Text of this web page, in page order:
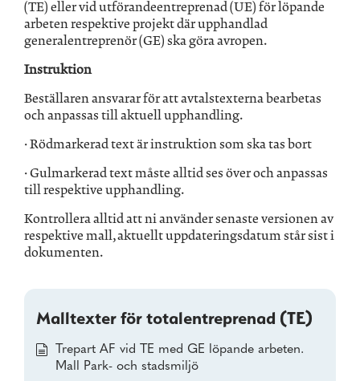
(TE) eller vid utförandeentreprenad (UE) för löpande
arbeten respektive projekt där upphandlad
generalentreprenör (GE) ska göra avropen.
Instruktion
Beställaren ansvarar för att avtalstexterna bearbetas
och anpassas till aktuell upphandling.
· Rödmarkerad text är instruktion som ska tas bort
· Gulmarkerad text måste alltid ses över och anpassas
till respektive upphandling.
Kontrollera alltid att ni använder senaste versionen av
respektive mall, aktuellt uppdateringsdatum står sist i
dokumenten.
Malltexter för totalentreprenad (TE)
Trepart AF vid TE med GE löpande arbeten.
Mall Park- och stadsmiljö